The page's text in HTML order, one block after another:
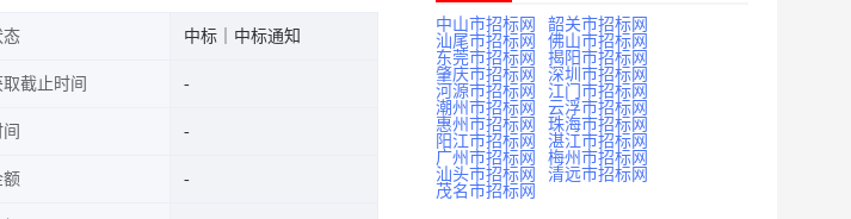
态 中标｜中标通知
截止时间
中山市招标网
韶关市招标网
汕尾市招标网
佛山市招标网
东莞市招标网
揭阳市招标网
肇庆市招标网
深圳市招标网
河源市招标网
江门市招标网
潮州市招标网
云浮市招标网
惠州市招标网
珠海市招标网
阳江市招标网
湛江市招标网
广州市招标网
梅州市招标网
汕头市招标网
清远市招标网
茂名市招标网